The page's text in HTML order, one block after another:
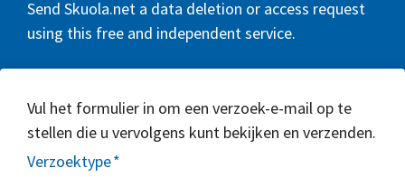
Send Skuola.net a data deletion or access request
using this free and independent service.
Vul het formulier in om een verzoek-e-mail op te
stellen die u vervolgens kunt bekijken en verzenden.
Verzoektype*